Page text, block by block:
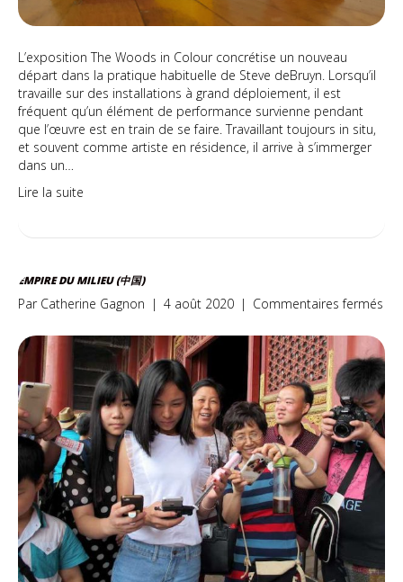
L’exposition The Woods in Colour concrétise un nouveau
départ dans la pratique habituelle de Steve deBruyn. Lorsqu’il
travaille sur des installations à grand déploiement, il est
fréquent qu’un élément de performance survienne pendant
que l’œuvre est en train de se faire. Travaillant toujours in situ,
et souvent comme artiste en résidence, il arrive à s’immerger
dans un…
Lire la suite
EMPIRE DU MILIEU (中国)
Par Catherine Gagnon | 4 août 2020 | Commentaires fermés